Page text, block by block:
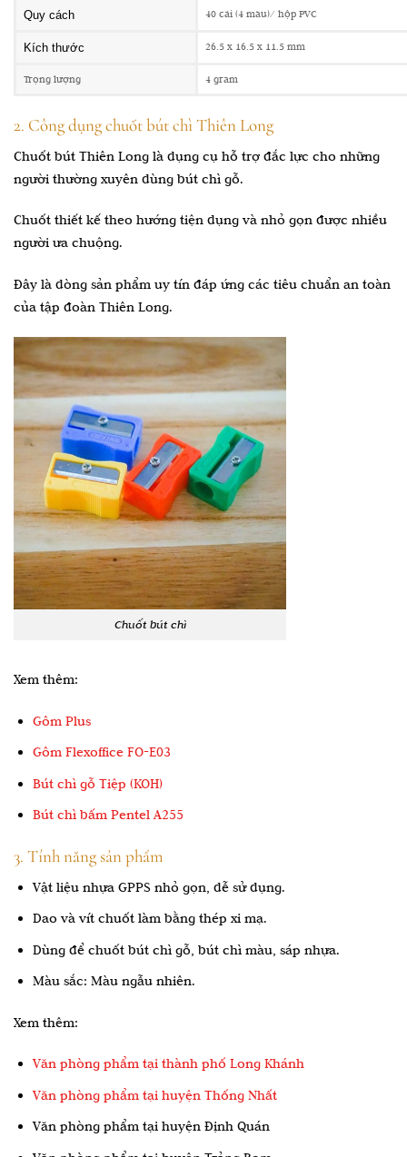
Quy cách 40 cái (4 màu)/ hộp PVC
Kích thước 26.5 x 16.5 x 11.5 mm
Trọng lượng 4 gram
2. Công dụng chuốt bút chì Thiên Long
Chuốt bút Thiên Long là dụng cụ hỗ trợ đắc lực cho những
người thường xuyên dùng bút chì gỗ.
Chuốt thiết kế theo hướng tiện dụng và nhỏ gọn được nhiều
người ưa chuộng.
Đây là dòng sản phẩm uy tín đáp ứng các tiêu chuẩn an toàn
của tập đoàn Thiên Long.
Chuốt bút chì
Xem thêm:
Gôm Plus
Gôm Flexoffice FO-E03
Bút chì gỗ Tiệp (KOH)
Bút chì bấm Pentel A255
3. Tính năng sản phẩm
Vật liệu nhựa GPPS nhỏ gọn, dễ sử dụng.
Dao và vít chuốt làm bằng thép xi mạ.
Dùng để chuốt bút chì gỗ, bút chì màu, sáp nhựa.
Màu sắc: Màu ngẫu nhiên.
Xem thêm:
Văn phòng phẩm tại thành phố Long Khánh
Văn phòng phẩm tại huyện Thống Nhất
Văn phòng phẩm tại huyện Định Quán